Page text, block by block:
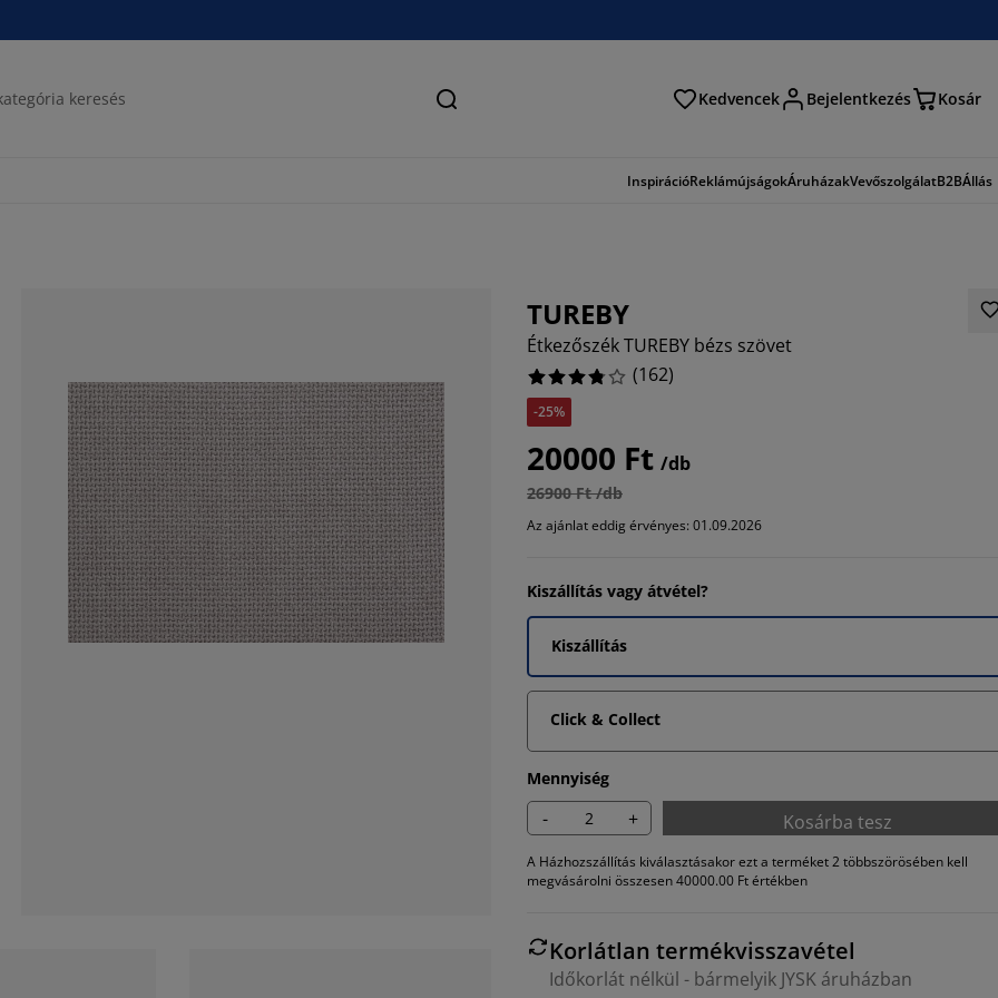
Keresés Kedvencek Bejelentkezés Kosár
InspirációReklámújságokÁruházakVevőszolgálatB2BÁllás
TUREBY
Étkezőszék TUREBY bézs szövet
(162)
-25%
20000 Ft /db
26900 Ft /db
Az ajánlat eddig érvényes: 01.09.2026
Kiszállítás vagy átvétel?
Kiszállítás
Click & Collect
Mennyiség
- + Kosárba tesz
A Házhozszállítás kiválasztásakor ezt a terméket 2 többszörösében kell
megvásárolni összesen 40000.00 Ft értékben
Korlátlan termékvisszavétel
Időkorlát nélkül - bármelyik JYSK áruházban
53.086419753086425%
14.19753086419753%
6.172839506172839%
11.728395061728394%
14.814814814814813%